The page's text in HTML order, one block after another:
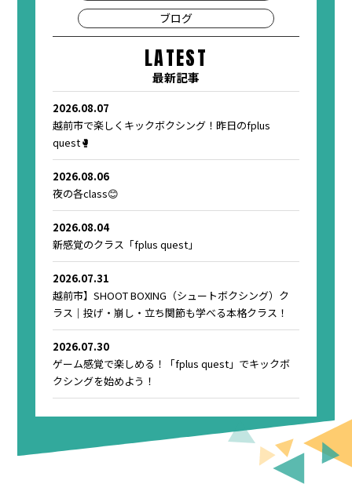
ブログ
LATEST
最新記事
2026.08.07
越前市で楽しくキックボクシング！昨日のfplus
quest🥊
2026.08.06
夜の各class😊
2026.08.04
新感覚のクラス「fplus quest」
2026.07.31
越前市】SHOOT BOXING（シュートボクシング）ク
ラス｜投げ・崩し・立ち関節も学べる本格クラス！
2026.07.30
ゲーム感覚で楽しめる！「fplus quest」でキックボ
クシングを始めよう！